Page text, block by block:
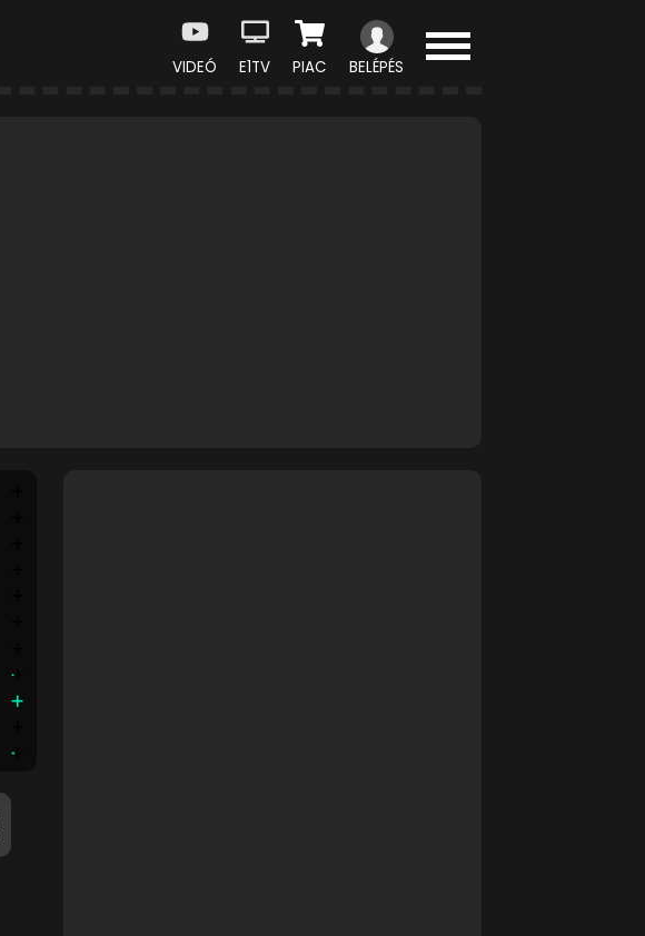
VIDEÓ E1TV PIAC BELÉPÉS